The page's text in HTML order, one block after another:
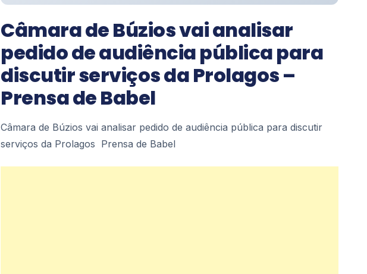
Câmara de Búzios vai analisar
pedido de audiência pública para
discutir serviços da Prolagos –
Prensa de Babel
Câmara de Búzios vai analisar pedido de audiência pública para discutir
serviços da Prolagos Prensa de Babel